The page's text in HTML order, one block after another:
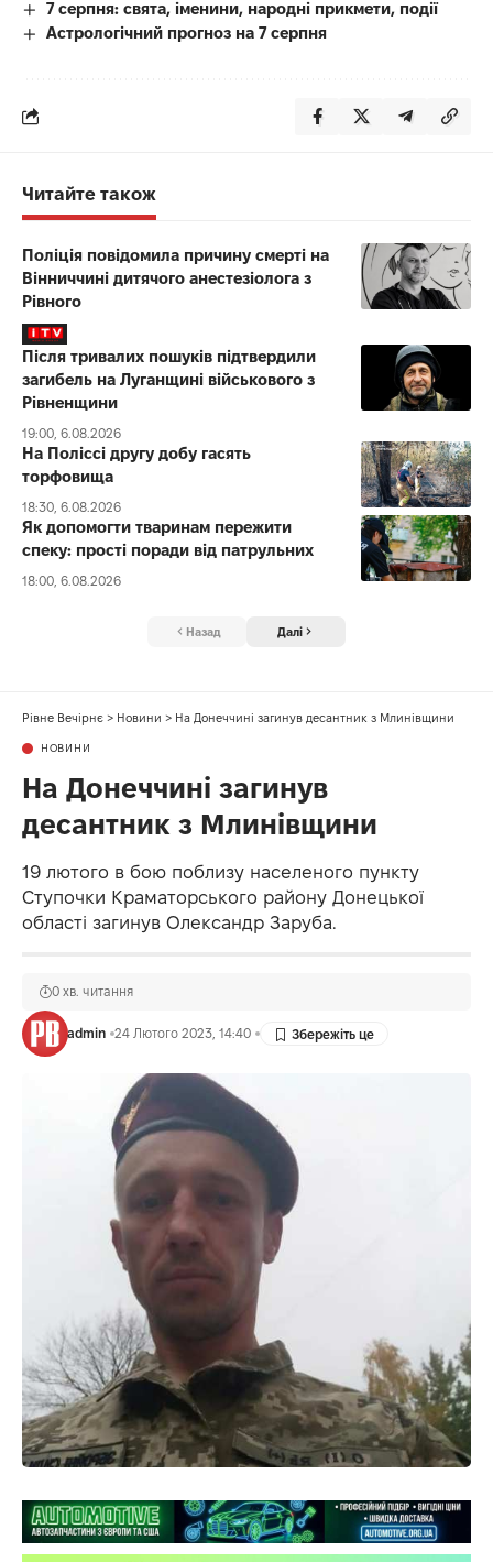
7 серпня: свята, іменини, народні прикмети, події
Астрологічний прогноз на 7 серпня
Читайте також
Поліція повідомила причину смерті на
Вінниччині дитячого анестезіолога з
Рівного
Після тривалих пошуків підтвердили
загибель на Луганщині військового з
Рівненщини
19:00, 6.08.2026
На Поліссі другу добу гасять
торфовища
18:30, 6.08.2026
Як допомогти тваринам пережити
спеку: прості поради від патрульних
18:00, 6.08.2026
Назад Далі
Рівне Вечірнє > Новини > На Донеччині загинув десантник з Млинівщини
НОВИНИ
На Донеччині загинув
десантник з Млинівщини
19 лютого в бою поблизу населеного пункту
Ступочки Краматорського району Донецької
області загинув Олександр Заруба.
admin 24 Лютого 2023, 14:40
0 хв. читання